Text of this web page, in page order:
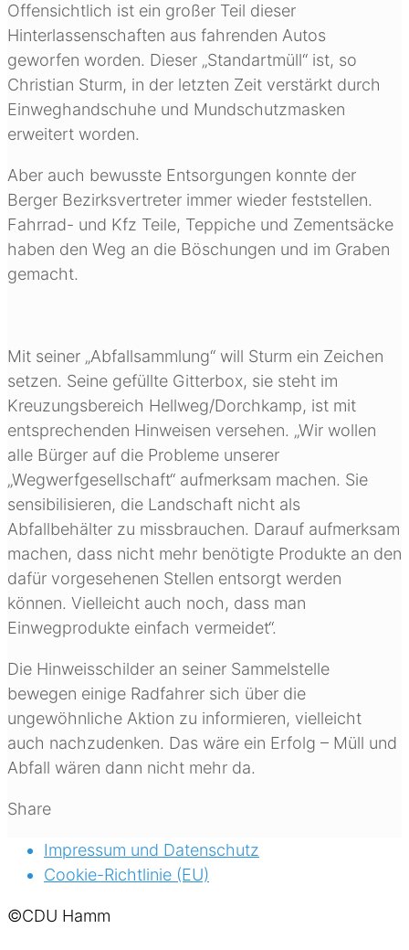
Offensichtlich ist ein großer Teil dieser
Hinterlassenschaften aus fahrenden Autos
geworfen worden. Dieser „Standartmüll“ ist, so
Christian Sturm, in der letzten Zeit verstärkt durch
Einweghandschuhe und Mundschutzmasken
erweitert worden.
Aber auch bewusste Entsorgungen konnte der
Berger Bezirksvertreter immer wieder feststellen.
Fahrrad- und Kfz Teile, Teppiche und Zementsäcke
haben den Weg an die Böschungen und im Graben
gemacht.
Mit seiner „Abfallsammlung“ will Sturm ein Zeichen
setzen. Seine gefüllte Gitterbox, sie steht im
Kreuzungsbereich Hellweg/Dorchkamp, ist mit
entsprechenden Hinweisen versehen. „Wir wollen
alle Bürger auf die Probleme unserer
„Wegwerfgesellschaft“ aufmerksam machen. Sie
sensibilisieren, die Landschaft nicht als
Abfallbehälter zu missbrauchen. Darauf aufmerksam
machen, dass nicht mehr benötigte Produkte an den
dafür vorgesehenen Stellen entsorgt werden
können. Vielleicht auch noch, dass man
Einwegprodukte einfach vermeidet“.
Die Hinweisschilder an seiner Sammelstelle
bewegen einige Radfahrer sich über die
ungewöhnliche Aktion zu informieren, vielleicht
auch nachzudenken. Das wäre ein Erfolg – Müll und
Abfall wären dann nicht mehr da.
Share
Impressum und Datenschutz
Cookie-Richtlinie (EU)
©CDU Hamm